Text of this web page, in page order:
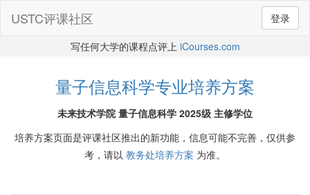
登录
USTC评课社区
写任何大学的课程点评上 iCourses.com
量子信息科学专业培养方案
未来技术学院 量子信息科学 2025级 主修学位
培养方案页面是评课社区推出的新功能，信息可能不完善，仅供参
考，请以 教务处培养方案 为准。